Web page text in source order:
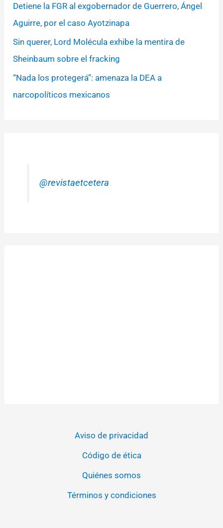
Detiene la FGR al exgobernador de Guerrero, Ángel
Aguirre, por el caso Ayotzinapa
Sin querer, Lord Molécula exhibe la mentira de
Sheinbaum sobre el fracking
“Nada los protegerá”: amenaza la DEA a
narcopolíticos mexicanos
@revistaetcetera
Aviso de privacidad
Código de ética
Quiénes somos
Términos y condiciones